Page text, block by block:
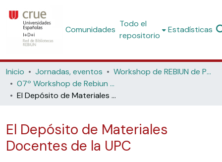
Comunidades
Todo el
repositorio
Estadísticas
Inicio Jornadas, eventos
Workshop de REBIUN de Proyectos Digitales
07º Workshop de Rebiun de Proyectos Digitales: La Estrategia Digital "¿Hacia dónde?". (Universidad Nacional de Educación a Distancia UNED Madrid, 2007)
El Depósito de Materiales Docentes de la UPC
El Depósito de Materiales
Docentes de la UPC